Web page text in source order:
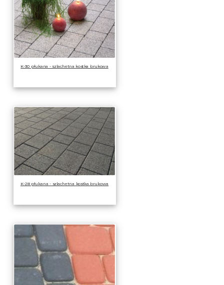
K-30 płukana - szlachetna kostka brukowa
K-28 płukana - szlachetna kostka brukowa